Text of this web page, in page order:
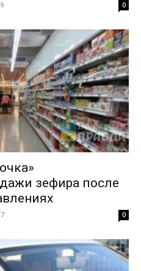
0
зефира после
0